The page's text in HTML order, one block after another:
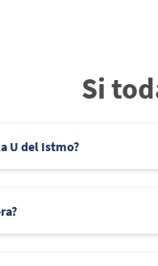
Si
U del Istmo?